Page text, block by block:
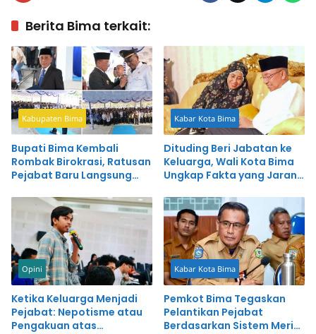
Berita Bima terkait:
Kabupaten Bima
Bupati Bima Kembali
Rombak Birokrasi, Ratusan
Pejabat Baru Langsung
Kabar Kota Bima
Dituding Beri Jabatan ke
Keluarga, Wali Kota Bima
Ungkap Fakta yang Jarang
Opini
Ketika Keluarga Menjadi
Pejabat: Nepotisme atau
Pengakuan atas
Kabar Kota Bima
Pemkot Bima Tegaskan
Pelantikan Pejabat
Berdasarkan Sistem Merit,